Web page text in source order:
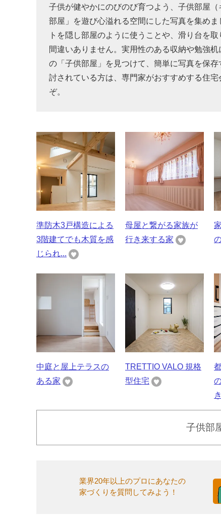
子供が健やかにのびのび育つよう、子供部屋
部屋」を遊び心溢れる空間にした写真を集め
トを隠し部屋のように使うことや、滑り台を
間違いありません。実用性のある収納や勉強
の「子供部屋」を見つけて、簡単に写真を保
討されている方は、専門家がおすすめする住宅
ぞ。
準防木3戸構造による
3階建てでも木質を感
じられ...
母屋と繋がる家族が
行き来する家
中庭と屋上テラスの
ある家
TRETTIO VALO 規格
型住宅
子供部
業界20年以上のプロにあなたの
家づくりを質問してみよう！